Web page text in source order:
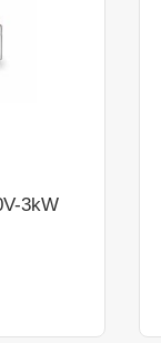
3kW